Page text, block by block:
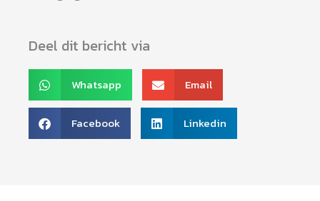
Deel dit bericht via
Whatsapp Email
Facebook Linkedin